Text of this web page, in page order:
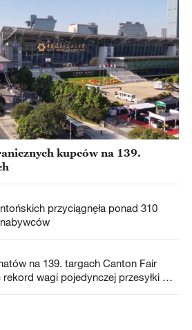
kupców na 139.
przyciągnęła ponad 310
na 139. targach Canton Fair
rekord wagi pojedynczej przesyłki w